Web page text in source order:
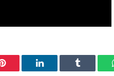
Pinterest LinkedIn Tumblr